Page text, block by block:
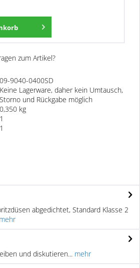
zum Artikel?
09-9040-0400SD
Keine Lagerware, daher kein Umtausch,
Storno und Rückgabe möglich
0,350 kg
1
1
abgedichtet, Standard Klasse 2
mehr
und diskutieren... mehr